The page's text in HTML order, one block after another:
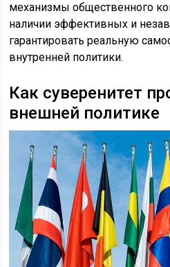
механизмы общественного
наличии эффективных и
гарантировать реальную
внутренней политики.
Как суверенитет
внешней политике